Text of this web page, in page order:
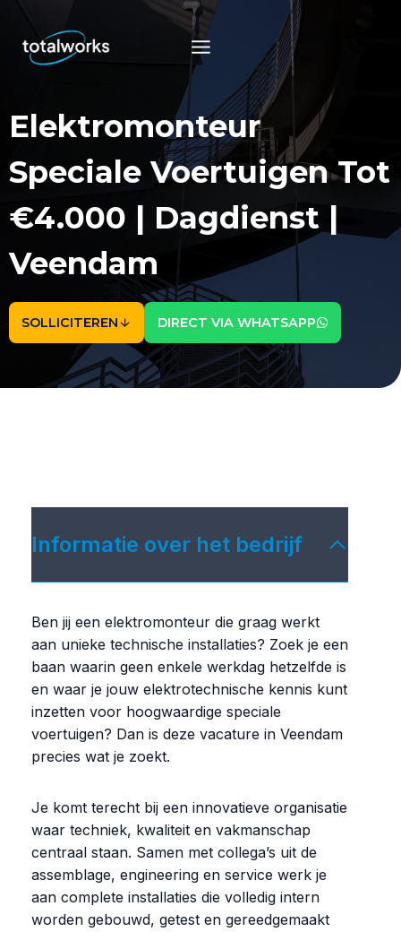
Doorgaan
inhoud
Elektromonteur
Speciale Voertuigen Tot
€4.000 | Dagdienst |
Veendam
SOLLICITEREN DIRECT VIA WHATSAPP
Informatie over het bedrijf
Ben jij een elektromonteur die graag werkt
aan unieke technische installaties? Zoek je een
baan waarin geen enkele werkdag hetzelfde is
en waar je jouw elektrotechnische kennis kunt
inzetten voor hoogwaardige speciale
voertuigen? Dan is deze vacature in Veendam
precies wat je zoekt.
Je komt terecht bij een innovatieve organisatie
waar techniek, kwaliteit en vakmanschap
centraal staan. Samen met collega’s uit de
assemblage, engineering en service werk je
aan complete installaties die volledig intern
worden gebouwd, getest en gereedgemaakt